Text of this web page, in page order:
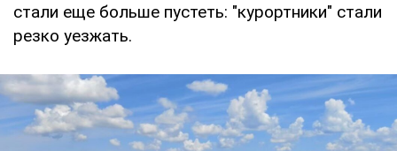
стали еще больше пустеть: "курортники" стали
резко уезжать.